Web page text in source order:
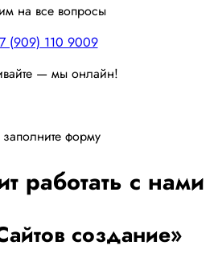
на все вопросы
(909) 110 9009
— мы онлайн!
форму
работать с нами
создание»